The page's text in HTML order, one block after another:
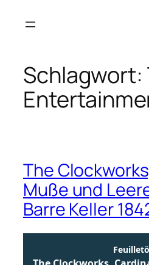
Inhalt
Schlagwort:
The
Muße und
Barre Keller